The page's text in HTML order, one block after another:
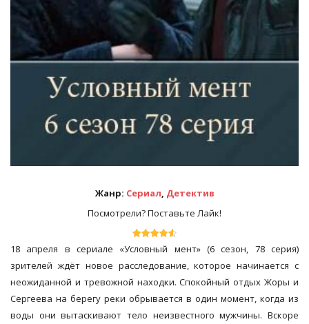
Жанр: Сериал, Детектив
Посмотрели? Поставьте Лайк!
18 апреля в сериале «Условный мент» (6 сезон, 78 серия)
зрителей ждёт новое расследование, которое начинается с
неожиданной и тревожной находки. Спокойный отдых Жоры и
Сергеева на берегу реки обрывается в один момент, когда из
воды они вытаскивают тело неизвестного мужчины. Вскоре